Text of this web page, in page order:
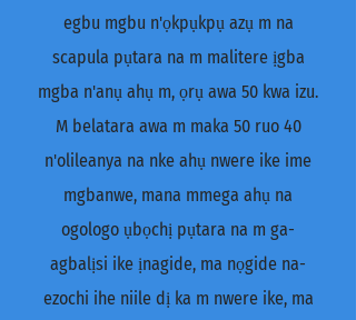
egbu mgbu n'ọkpụkpụ azụ m na
scapula pụtara na m malitere ịgba
mgba n'anụ ahụ m, ọrụ awa 50 kwa izu.
M belatara awa m maka 50 ruo 40
n'olileanya na nke ahụ nwere ike ime
mgbanwe, mana mmega ahụ na
ogologo ụbọchị pụtara na m ga-
agbalịsi ike ịnagide, ma nọgide na-
ezochi ihe niile dị ka m nwere ike, ma